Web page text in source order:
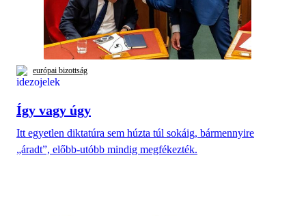
európai bizottság
Így vagy úgy
Itt egyetlen diktatúra sem húzta túl sokáig, bármennyire
„áradt”, előbb-utóbb mindig megfékezték.